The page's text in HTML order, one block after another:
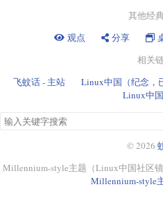
其他经
观点
分享
相关
飞蚊话 - 主站
Linux中国（纪念，
Linux中
搜
字
© 2026
Millennium-style主题（Linux中国社区
Millennium-style